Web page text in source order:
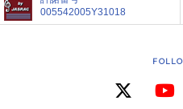
005542005Y31018